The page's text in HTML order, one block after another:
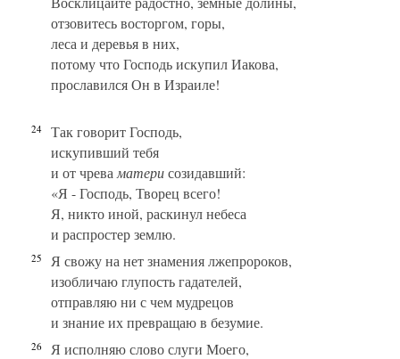
отзовитесь восторгом, горы,
леса и деревья в них,
потому что Господь искупил Иакова,
прославился Он в Израиле!
24
Так говорит Господь,
искупивший тебя
и от чрева материсозидавший:
«Я - Господь, Творец всего!
Я, никто иной, раскинул небеса
и распростер землю.
25
Я свожу на нет знамения лжепророков,
изобличаю глупость гадателей,
отправляю ни с чем мудрецов
и знание их превращаю в безумие.
26
Я исполняю слово слуги Моего,